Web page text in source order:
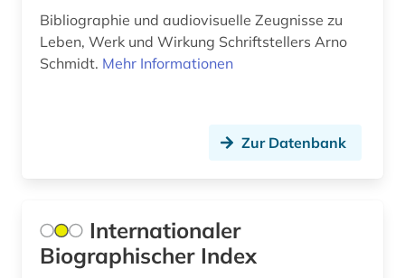
cd-rom (1)
charles (1)
chemische verbindungen (1)
comic (1)
Tschechische Republik (9)
Zypern (1)
Bibliographie und audiovisuelle Zeugnisse zu
Leben, Werk und Wirkung Schriftstellers Arno
Schmidt. Mehr Informationen
Zur Datenbank
Internationaler
Biographischer Index